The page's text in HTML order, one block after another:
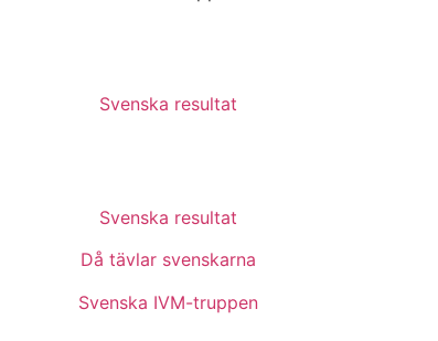
Svenska resultat
Svenska resultat
Då tävlar svenskarna
Svenska IVM-truppen